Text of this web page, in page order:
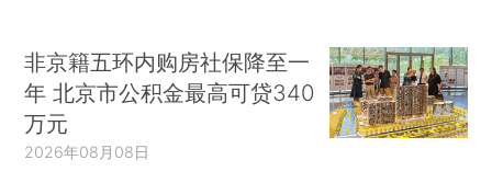
非京籍五环内购房社保降至一
年 北京市公积金最高可贷340
万元
2026年08月08日